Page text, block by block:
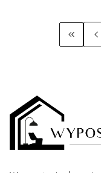
Wróć